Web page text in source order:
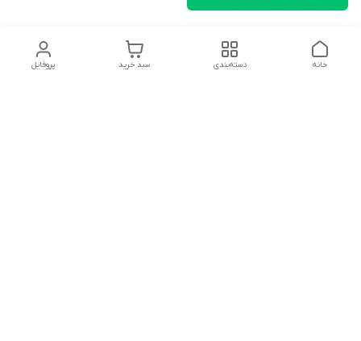
پروفایل سبد خرید دسته‌بندی خانه